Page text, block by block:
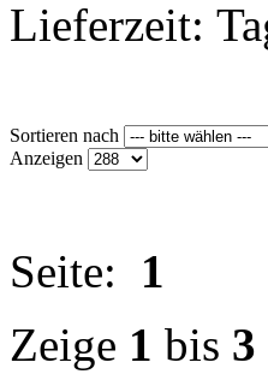
Lieferzeit:
Sortieren nach
Anzeigen
Seite: 1
Zeige 1 bis 3